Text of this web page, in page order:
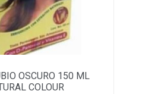
OSCURO 150 ML
COLOUR